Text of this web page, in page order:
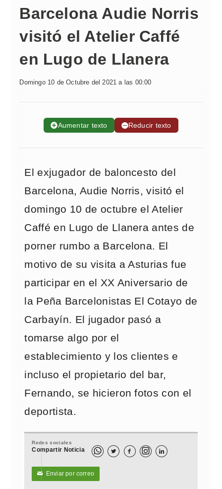
Barcelona Audie Norris
visitó el Atelier Caffé
en Lugo de Llanera
Domingo 10 de Octubre del 2021 a las 00:00
➕Aumentar texto ➖Reducir texto
El exjugador de baloncesto del
Barcelona, Audie Norris, visitó el
domingo 10 de octubre el Atelier
Caffé en Lugo de Llanera antes de
porner rumbo a Barcelona. El
motivo de su visita a Asturias fue
participar en el XX Aniversario de
la Peña Barcelonistas El Cotayo de
Carbayín. El jugador pasó a
tomarse algo por el
establecimiento y los clientes e
incluso el propietario del bar,
Fernando, se hicieron fotos con el
deportista.
Redes sociales
Compartir Noticia   
✉ Enviar por correo